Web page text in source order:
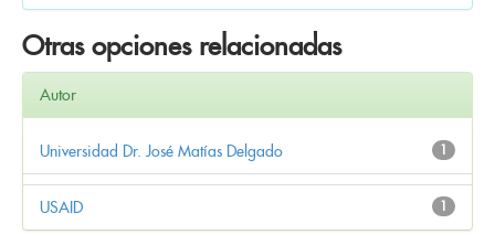
Otras opciones relacionadas
Autor
1
Universidad Dr. José Matías Delgado
1
USAID